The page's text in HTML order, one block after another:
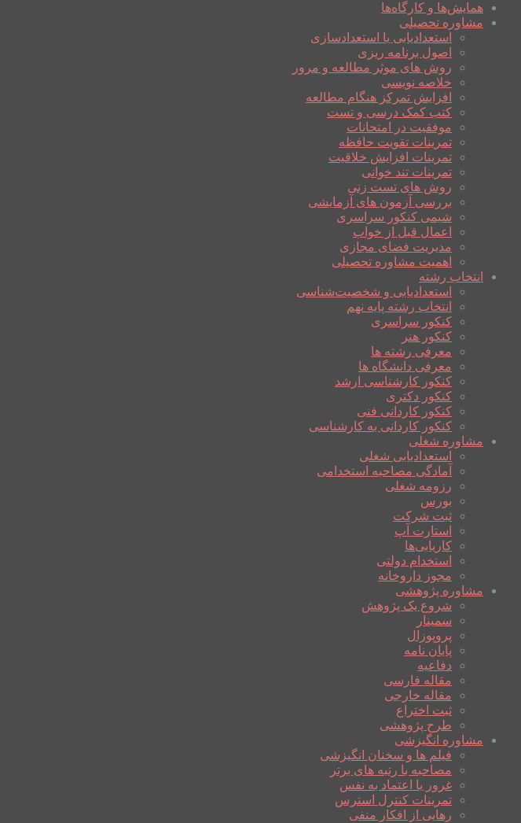
همایش‌ها و کارگاه‌ها
مشاوره تحصیلی
استعدادیابی یا استعدادسازی
اصول برنامه ریزی
روش های موثر مطالعه و مرور
خلاصه نویسی
افزایش تمرکز هنگام مطالعه
کتب کمک درسی و تست
موفقیت در امتحانات
تمرینات تقویت حافظه
تمرینات افزایش خلاقیت
تمرینات تند خوانی
روش های تست زنی
بررسی آزمون های آزمایشی
شیمی کنکور سراسری
اعمال قبل از خواب
مدیریت فضای مجازی
اهمیت مشاوره تحصیلی
انتخاب رشته
استعدادیابی و شخصیت‌شناسی
انتخاب رشته پایه نهم
کنکور سراسری
کنکور هنر
معرفی رشته ها
معرفی دانشگاه ها
کنکور کارشناسی ارشد
کنکور دکتری
کنکور کاردانی فنی
کنکور کاردانی به کارشناسی
مشاوره شغلی
استعدادیابی شغلی
آمادگی مصاحبه استخدامی
رزومه شغلی
بورس
ثبت شرکت
استارت آپ
کاریابی‌ها
استخدام دولتی
مجوز داروخانه
مشاوره پژوهشی
شروع یک پژوهش
سمینار
پروپوزال
پایان نامه
دفاعیه
مقاله فارسی
مقاله خارجی
ثبت اختراع
طرح پژوهشی
مشاوره انگیزشی
فیلم ها و سخنان انگیزشی
مصاحبه با رتبه های برتر
غرور یا اعتماد به نفس
تمرینات کنترل استرس
رهایی از افکار منفی